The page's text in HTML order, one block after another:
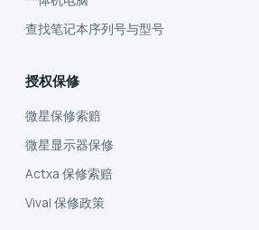
查找笔记本序列号与型号
授权保修
微星保修索赔
微星显示器保修
Actxa 保修索赔
Vival 保修政策